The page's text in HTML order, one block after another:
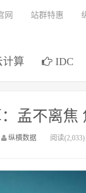
算 IDC
网 站群特惠
孟不离焦
纵横数据 阅读(2,033)